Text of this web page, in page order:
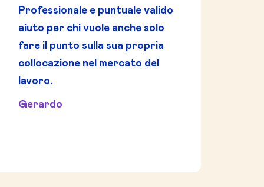
Professionale e puntuale valido
aiuto per chi vuole anche solo
fare il punto sulla sua propria
collocazione nel mercato del
lavoro.
Gerardo